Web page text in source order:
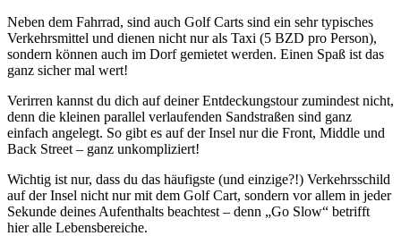
Neben dem Fahrrad, sind auch Golf Carts sind ein sehr typisches
Verkehrsmittel und dienen nicht nur als Taxi (5 BZD pro Person),
sondern können auch im Dorf gemietet werden. Einen Spaß ist das
ganz sicher mal wert!
Verirren kannst du dich auf deiner Entdeckungstour zumindest nicht,
denn die kleinen parallel verlaufenden Sandstraßen sind ganz
einfach angelegt. So gibt es auf der Insel nur die Front, Middle und
Back Street – ganz unkompliziert!
Wichtig ist nur, dass du das häufigste (und einzige?!) Verkehrsschild
auf der Insel nicht nur mit dem Golf Cart, sondern vor allem in jeder
Sekunde deines Aufenthalts beachtest – denn „Go Slow“ betrifft
hier alle Lebensbereiche.